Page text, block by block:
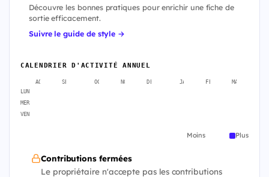
Découvre les bonnes pratiques pour enrichir une fiche de
sortie efficacement.
Suivre le guide de style →
CALENDRIER D'ACTIVITÉ ANNUEL
AOÛT SEPT. OCT. NOV. DÉC. JANV. FÉVR. MARS
LUN
MER
VEN
Moins Plus
Contributions fermées
Le propriétaire n'accepte pas les contributions